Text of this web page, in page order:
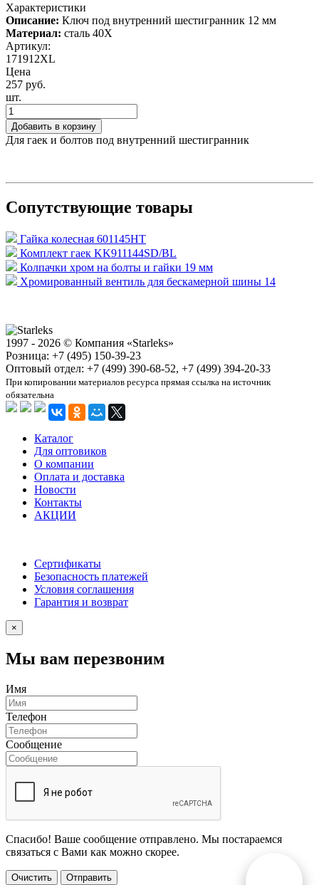
Характеристики
Описание: Ключ под внутренний шестигранник 12 мм
Материал: сталь 40X
Артикул:
171912XL
Цена
257 руб.
шт.
Добавить в корзину
Для гаек и болтов под внутренний шестигранник
Сопутствующие товары
Гайка колесная 601145HT
Комплект гаек KK911144SD/BL
Колпачки хром на болты и гайки 19 мм
Хромированный вентиль для бескамерной шины 14
1997 - 2026 © Компания «Starleks»
Розница: +7 (495) 150-39-23
Оптовый отдел: +7 (499) 390-68-52, +7 (499) 394-20-33
При копировании материалов ресурса прямая ссылка на источник
обязательна
Каталог
Для оптовиков
О компании
Оплата и доставка
Новости
Контакты
АКЦИИ
Сертификаты
Безопасность платежей
Условия соглашения
Гарантия и возврат
×
Мы вам перезвоним
Имя
Телефон
Сообщение
Спасибо! Ваше сообщение отправлено. Мы постараемся
связаться с Вами как можно скорее.
Очистить Отправить